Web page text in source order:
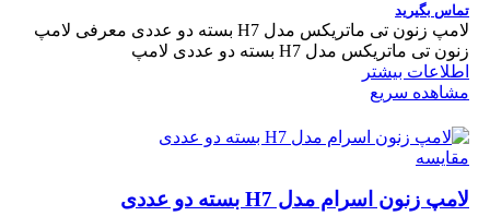
تماس بگیرید
لامپ زنون تی ماتریکس مدل H7 بسته دو عددی معرفی لامپ
زنون تی ماتریکس مدل H7 بسته دو عددی لامپ
اطلاعات بیشتر
مشاهده سریع
مقایسه
لامپ زنون اسرام مدل H7 بسته دو عددی